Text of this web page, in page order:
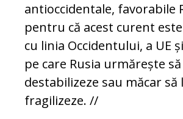
antioccidentale, favorabile
pentru că acest curent
cu linia Occidentului, a UE
pe care Rusia urmărește
destabilizeze sau măcar să
fragilizeze. //